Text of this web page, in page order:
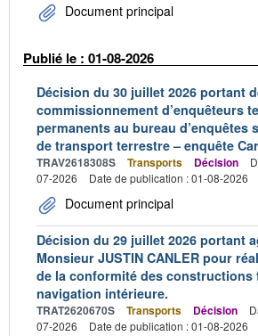
Document principal
Publié le : 01-08-2026
Décision du 30 juillet 2026 portant
commissionnement d’enquêteurs
permanents au bureau d’enquêtes
de transport terrestre – enquête
TRAV2618308S Transports Décision
07-2026
Date de publication : 01-08-2026
Document principal
Décision du 29 juillet 2026 portant
Monsieur JUSTIN CANLER pour
de la conformité des constructions
navigation intérieure.
TRAT2620670S Transports Décision
07-2026
Date de publication : 01-08-2026